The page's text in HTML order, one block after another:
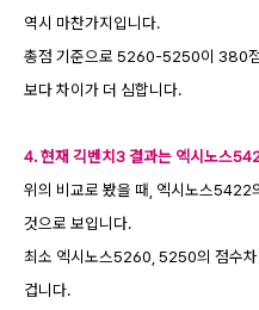
역시 마찬가지입니다.
총점 기준으로 5260-5250이 380점
보다 차이가 더 심합니다.
4. 현재 긱벤치3 결과는 엑시노스
위의 비교로 봤을 때, 엑시노스5422
것으로 보입니다.
최소 엑시노스5260, 5250의 점수
겁니다.